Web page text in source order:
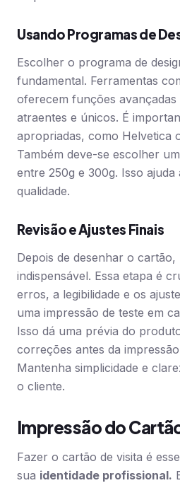
Usando Programas de
Escolher o programa de
fundamental. Ferramentas
oferecem funções
atraentes e únicos. É
apropriadas, como Helvetica
Também deve-se escolher
entre 250g e 300g. Isso
qualidade.
Revisão e Ajustes Finais
Depois de desenhar o cartão,
indispensável. Essa etapa é
erros, a legibilidade e os
uma impressão de teste em
Isso dá uma prévia do
correções antes da
Mantenha simplicidade e
o cliente.
Impressão do
Fazer o cartão de visita é
sua identidade profissional.